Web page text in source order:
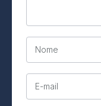
Nome
E-mail